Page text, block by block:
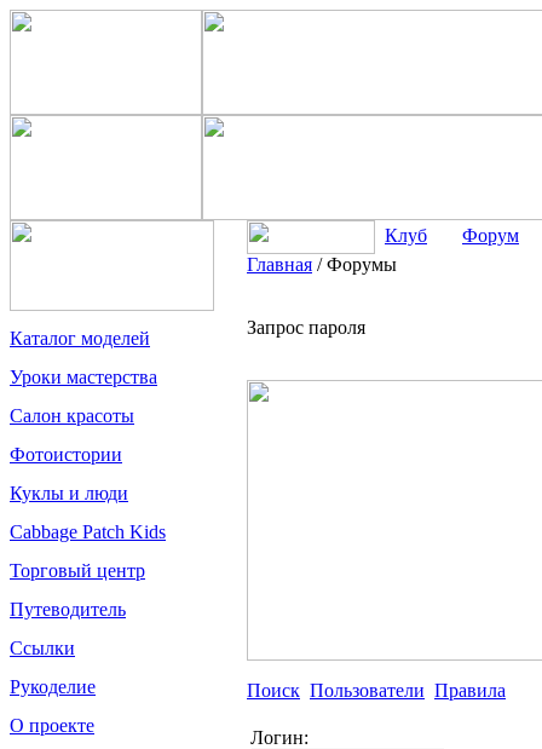
Каталог моделей
Уроки мастерства
Салон красоты
Фотоистории
Куклы и люди
Cabbage Patch Kids
Торговый центр
Путеводитель
Ссылки
Рукоделие
О проекте
Клуб
Форум
Главная /Форумы
Запрос пароля
Поиск Пользователи Правила
Логин: